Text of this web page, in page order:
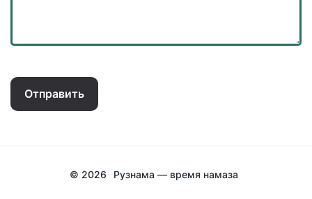
Отправить
© 2026 Рузнама — время намаза